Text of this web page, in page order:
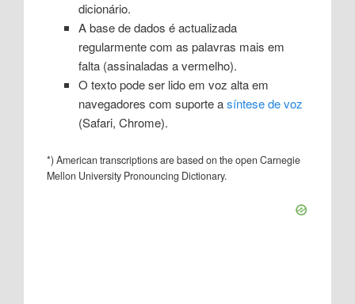
dicionário.
A base de dados é actualizada
regularmente com as palavras mais em
falta (assinaladas a vermelho).
O texto pode ser lido em voz alta em
navegadores com suporte asíntese de voz
(Safari, Chrome).
*) American transcriptions are based on the open Carnegie
Mellon University Pronouncing Dictionary.